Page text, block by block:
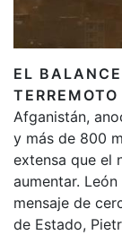
EL
Afganistán,
y más de 800
extensa que el
aumentar.
mensaje de
de Estado,